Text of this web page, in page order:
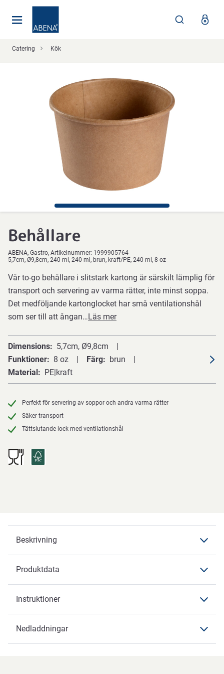
Catering Kök
Behållare
ABENA Gastro Artikelnummer: 1999905764
5,7cm, Ø9,8cm, 240 ml, 240 ml, brun, kraft/PE, 240 ml, 8 oz
Vår to-go behållare i slitstark kartong är särskilt lämplig för
transport och servering av varma rätter, inte minst soppa.
Det medföljande kartonglocket har små ventilationshål
som ser till att ångan…Läs mer
Dimensions
5,7cm, Ø9,8cm
Funktioner
8 oz Färg
brun
Material
PE|kraft
Perfekt för servering av soppor och andra varma rätter
Säker transport
Tättslutande lock med ventilationshål
Beskrivning
Produktdata
Instruktioner
Nedladdningar